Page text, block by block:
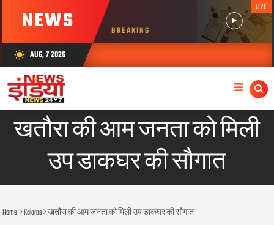
NEWS BREAKING
LIVE
wb_sunny AUG, 7 2026
खतौरा की आम जनता को मिली
उप डाकघर की सौगात
Home Kolaras खतौरा की आम जनता को मिली उप डाकघर की सौगात